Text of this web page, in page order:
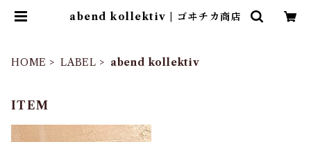
abend kollektiv | ゴヰチカ商店
HOME LABEL abend kollektiv
ITEM